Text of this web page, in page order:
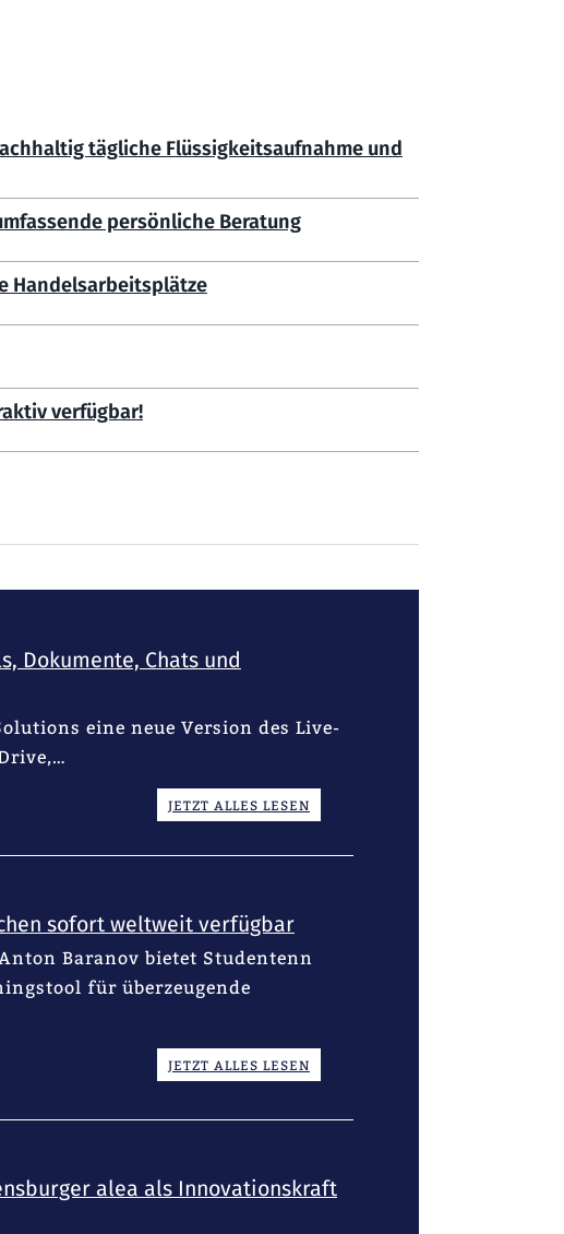
tägliche Flüssigkeitsaufnahme und
persönliche Beratung
Handelsarbeitsplätze
verfügbar!
Dokumente, Chats und
eine neue Version des Live-
JETZT ALLES LESEN
sofort weltweit verfügbar
Baranov bietet Studentenn
für überzeugende
JETZT ALLES LESEN
alea als Innovationskraft